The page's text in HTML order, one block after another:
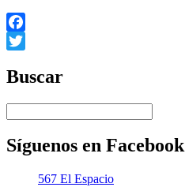
Facebook
Buscar
Síguenos en Facebook
567 El Espacio